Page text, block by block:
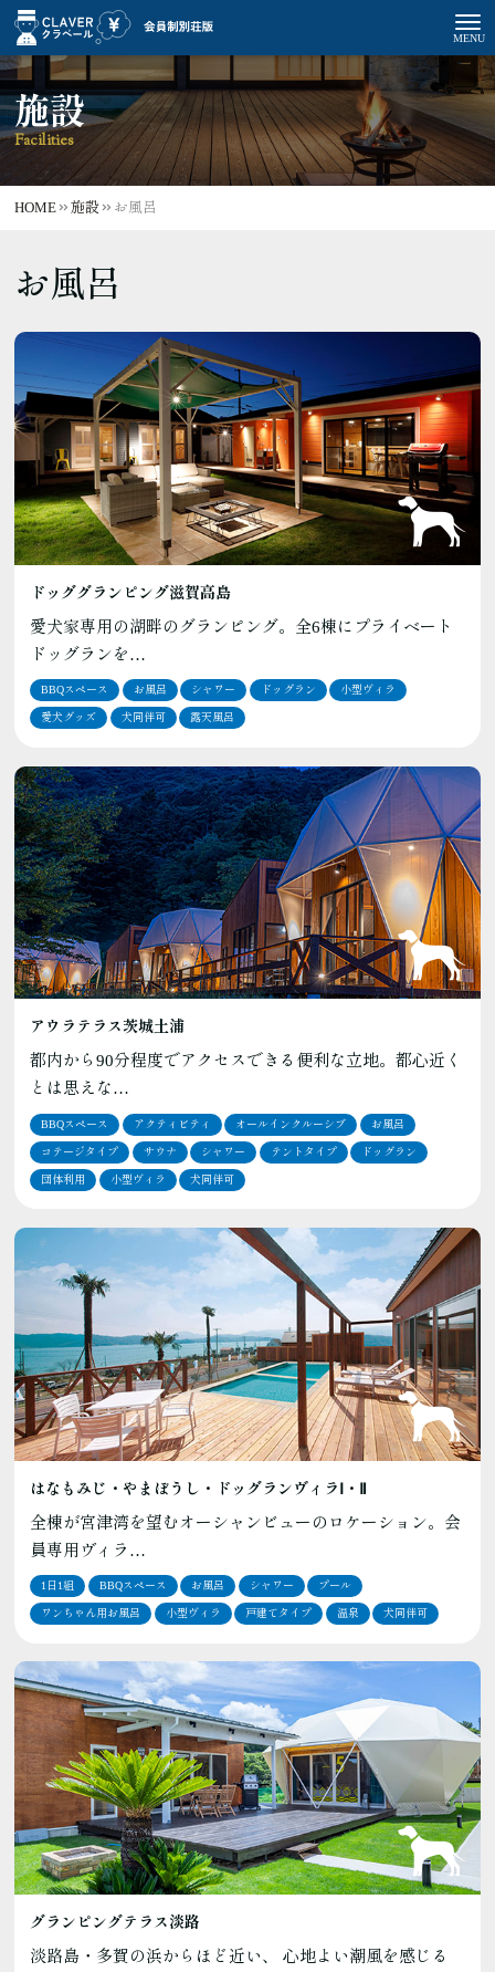
施設
Facilities
HOME 施設 お風呂
お風呂
ドッググランピング滋賀高島
愛犬家専用の湖畔のグランピング。全6棟にプライベート
ドッグランを…
BBQスペース お風呂 シャワー ドッグラン 小型ヴィラ
愛犬グッズ 犬同伴可 露天風呂
アウラテラス茨城土浦
都内から90分程度でアクセスできる便利な立地。都心近く
とは思えな…
BBQスペース アクティビティ オールインクルーシブ お風呂
コテージタイプ サウナ シャワー テントタイプ ドッグラン
団体利用 小型ヴィラ 犬同伴可
はなもみじ・やまぼうし・ドッグランヴィラⅠ・Ⅱ
全棟が宮津湾を望むオーシャンビューのロケーション。会
員専用ヴィラ…
1日1組 BBQスペース お風呂 シャワー プール
ワンちゃん用お風呂 小型ヴィラ 戸建てタイプ 温泉 犬同伴可
グランピングテラス淡路
淡路島・多賀の浜からほど近い、 心地よい潮風を感じる